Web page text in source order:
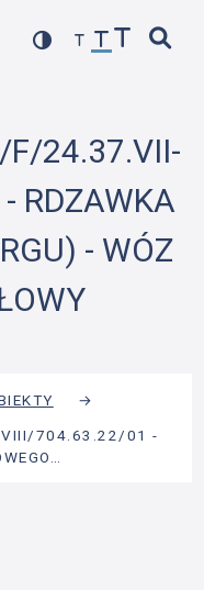
F/24.37.VII-
RDZAWKA
- WÓZ
→
VIII/704.63.22/01 -